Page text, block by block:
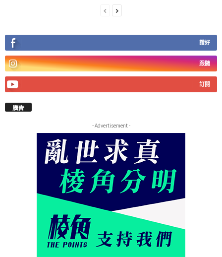
讚好
跟隨
訂閱
廣告
- Advertisement -